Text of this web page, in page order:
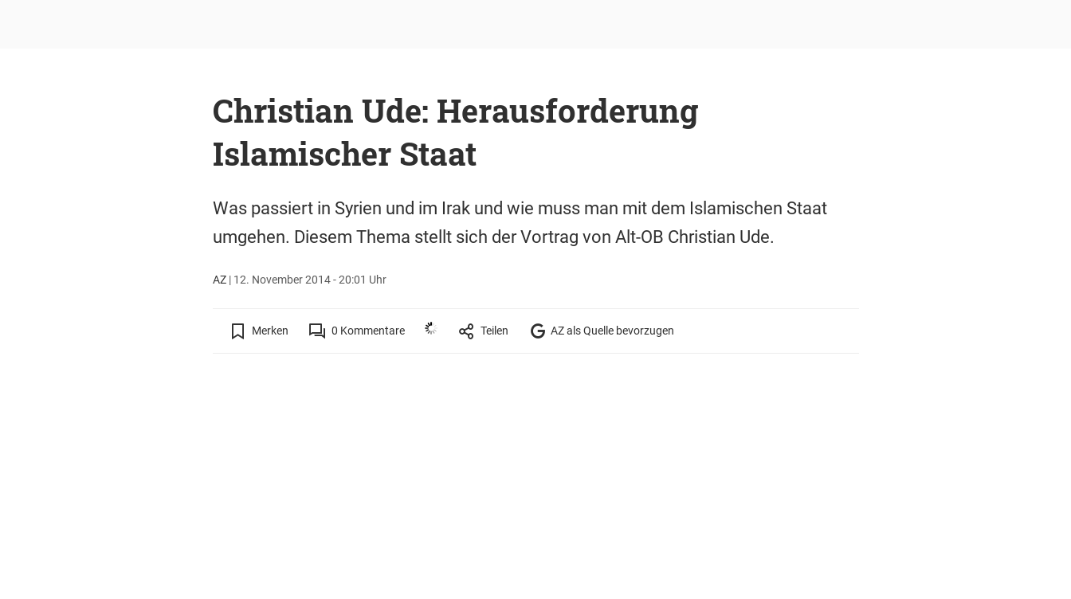
Christian Ude: Herausforderung
Islamischer Staat
Was passiert in Syrien und im Irak und wie muss man mit dem Islamischen Staat
umgehen. Diesem Thema stellt sich der Vortrag von Alt-OB Christian Ude.
AZ| 12. November 2014 - 20:01 Uhr
Merken 0 Kommentare Teilen AZ als Quelle bevorzugen